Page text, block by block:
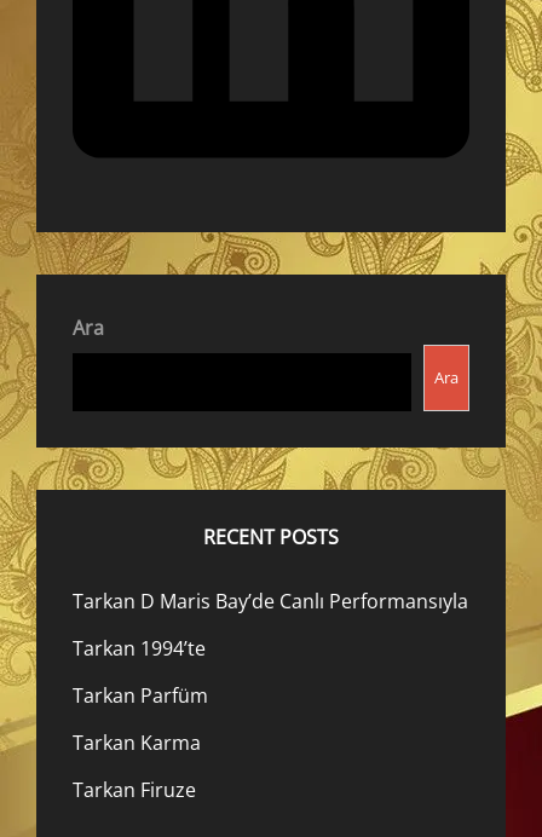
Ara
Ara
RECENT POSTS
Tarkan D Maris Bay’de Canlı Performansıyla
Tarkan 1994’te
Tarkan Parfüm
Tarkan Karma
Tarkan Firuze